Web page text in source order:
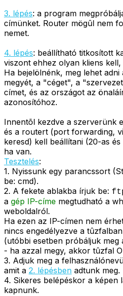
3. lépés: a program
címünket. Router mögûl nem
nemet.
4. lépés: beállítható titkosított
viszont ehhez olyan kliens kell,
Ha bejelölnénk, meg lehet
megyét, a "céget", a
címet, és az országot az
azonosítóhoz.
Innentõl kezdve a szerverünk
és a routert (port forwarding,
keresd) kell beállítani (20-as
ha van.
Tesztelés:
1. Nyissunk egy parancssort
be: cmd).
2. A fekete ablakba írjuk be:
a gép IP-címe megtudható a
weboldalról.
Ha ezen az IP-címen nem
nincs engedélyezve a
(utóbbi esetben próbáljuk
- ha azzal megy, akkor tûzfal
3. Adjuk meg a
amit a 2. lépésben adtunk meg.
4. Sikeres belépéskor a képen
kapnunk.